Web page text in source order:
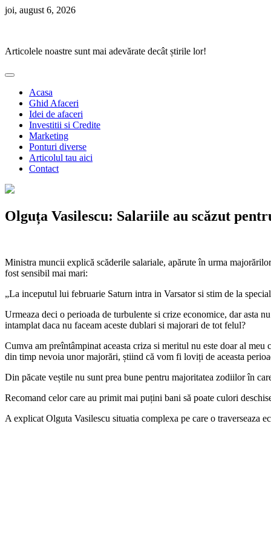
Skip
joi, august 6, 2026
Articolele noastre sunt mai adevărate decât știrile lor!
Acasa
Ghid Afaceri
Idei de afaceri
Investitii si Credite
Marketing
Ponturi diverse
Articolul tau aici
Contact
Olguța Vasilescu: Salariile au scăzut
Ministra muncii explică scăderile salariale, apărute în urma
fost sensibil mai mari:
„La inceputul lui februarie Saturn intra in Varsator si stim de la
Urmeaza deci o perioada de turbulente si crize economice, dar asta
intamplat daca nu faceam aceste dublari si majorari de tot felul?
Cumva am preîntâmpinat aceasta criza si meritul nu este doar al
din timp nevoia unor majorări, știind că vom fi loviți de aceasta
Din păcate veștile nu sunt prea bune pentru majoritatea zodiilor în
Recomand celor care au primit mai puțini bani să poate culori
A explicat Olguta Vasilescu situatia complexa pe care o traverseaza